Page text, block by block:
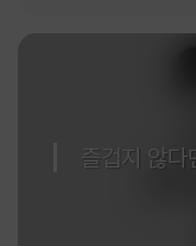
즐겁지 않